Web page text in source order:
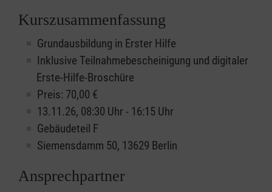
Kurszusammenfassung
Grundausbildung in Erster Hilfe
Inklusive Teilnahmebescheinigung und digitaler
Erste-Hilfe-Broschüre
Preis: 70,00 €
13.11.26, 08:30 Uhr - 16:15 Uhr
Gebäudeteil F
Siemensdamm 50, 13629 Berlin
Ansprechpartner